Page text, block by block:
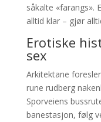
såkalte «farangs».
alltid klar – gjør
Erotiske
sex
Arkitektane
rune rudberg
Sporveiens
banestasjon, følg